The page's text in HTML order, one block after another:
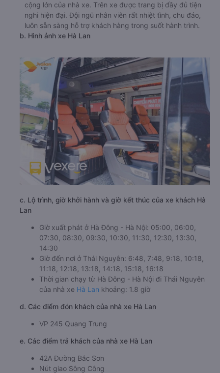
cộng lớn của nhà xe. Trên xe được trang bị đầy đủ tiện
nghi hiện đại. Đội ngũ nhân viên rất nhiệt tình, chu đáo,
luôn sẵn sàng hỗ trợ khách hàng trong suốt hành trình.
b. Hình ảnh xe Hà Lan
c. Lộ trình, giờ khởi hành và giờ kết thúc của xe khách Hà
Lan
Giờ xuất phát ở Hà Đông - Hà Nội: 05:00, 06:00,
07:30, 08:30, 09:30, 10:30, 11:30, 12:30, 13:30,
14:30
Giờ đến nơi ở Thái Nguyên: 6:48, 7:48, 9:18, 10:18,
11:18, 12:18, 13:18, 14:18, 15:18, 16:18
Thời gian chạy từ Hà Đông - Hà Nội đi Thái Nguyên
của nhà xe Hà Lan khoảng: 1.8 giờ
d. Các điểm đón khách của nhà xe Hà Lan
VP 245 Quang Trung
e. Các điểm trả khách của nhà xe Hà Lan
42A Đường Bắc Sơn
Nút giao Sông Công